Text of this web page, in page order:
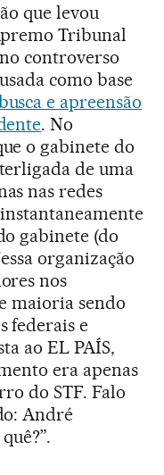
que levou
Tribunal
controverso
como base
e apreensão
. No
o gabinete do
de uma
nas redes
gabinete (do
organização
nos
maioria sendo
federais e
ao EL PAÍS,
era apenas
do STF. Falo
André